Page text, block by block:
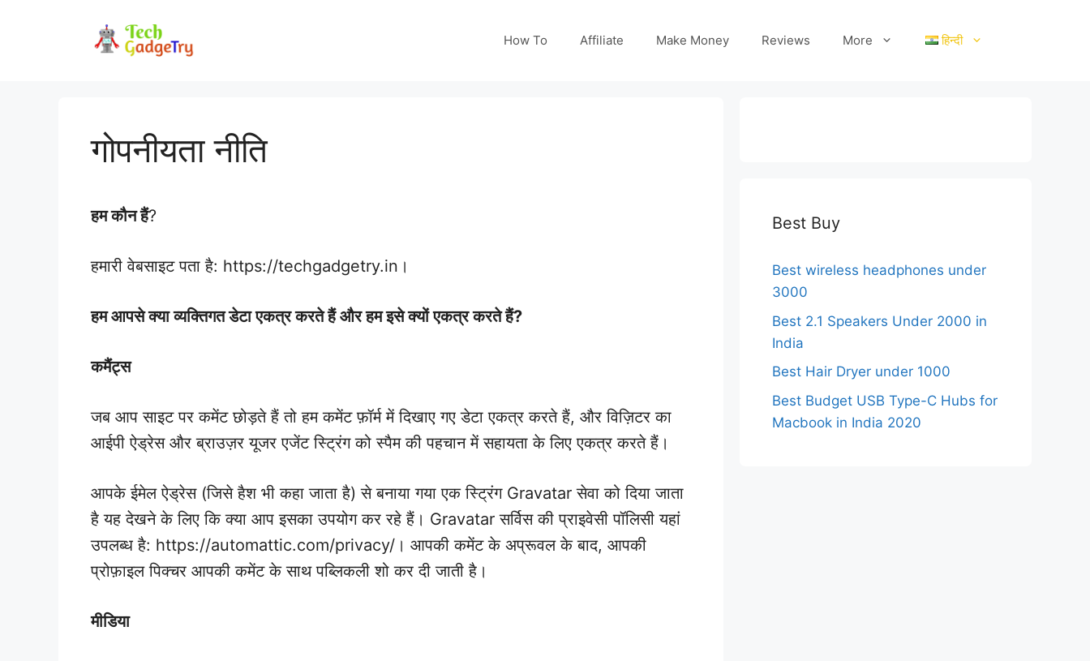
How To Affiliate Make Money Reviews More हिन्दी
गोपनीयता नीति
हम कौन हैं?
हमारी वेबसाइट पता है: https://techgadgetry.in।
हम आपसे क्या व्यक्तिगत डेटा एकत्र करते हैं और हम इसे क्यों एकत्र करते हैं?
कमैंट्स
जब आप साइट पर कमेंट छोड़ते हैं तो हम कमेंट फ़ॉर्म में दिखाए गए डेटा एकत्र करते हैं, और विज़िटर का
आईपी ऐड्रेस और ब्राउज़र यूजर एजेंट स्ट्रिंग को स्पैम की पहचान में सहायता के लिए एकत्र करते हैं।
आपके ईमेल ऐड्रेस (जिसे हैश भी कहा जाता है) से बनाया गया एक स्ट्रिंग Gravatar सेवा को दिया जाता
है यह देखने के लिए कि क्या आप इसका उपयोग कर रहे हैं। Gravatar सर्विस की प्राइवेसी पॉलिसी यहां
उपलब्ध है: https://automattic.com/privacy/। आपकी कमेंट के अप्रूवल के बाद, आपकी
प्रोफ़ाइल पिक्चर आपकी कमेंट के साथ पब्लिकली शो कर दी जाती है।
मीडिया
Best Buy
Best wireless headphones under
3000
Best 2.1 Speakers Under 2000 in
India
Best Hair Dryer under 1000
Best Budget USB Type-C Hubs for
Macbook in India 2020